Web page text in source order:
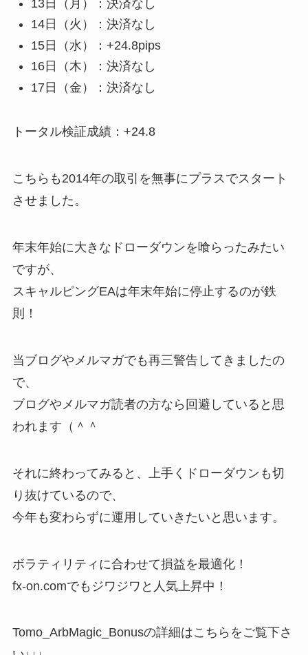
13日（月）：決済なし
14日（火）：決済なし
15日（水）：+24.8pips
16日（木）：決済なし
17日（金）：決済なし
トータル検証成績：+24.8
こちらも2014年の取引を無事にプラスでスタート
させました。
年末年始に大きなドローダウンを喰らったみたい
ですが、
スキャルピングEAは年末年始に停止するのが鉄
則！
当ブログやメルマガでも再三警告してきましたの
で、
ブログやメルマガ読者の方なら回避していると思
われます（＾＾
それに終わってみると、上手くドローダウンも切
り抜けているので、
今年も変わらずに運用していきたいと思います。
ボラティリティに合わせて損益を最適化！
fx-on.comでもジワジワと人気上昇中！
Tomo_ArbMagic_Bonusの詳細はこちらをご覧下さ